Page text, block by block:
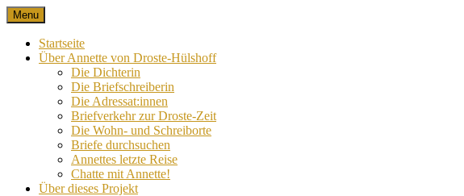
Skip
to
content
Nach 100 Jahren
Annette von Droste-Hülshoff in Briefen
Menu
Startseite
Über Annette von Droste-Hülshoff
Die Dichterin
Die Briefschreiberin
Die Adressat:innen
Briefverkehr zur Droste-Zeit
Die Wohn- und Schreiborte
Briefe durchsuchen
Annettes letzte Reise
Chatte mit Annette!
Über dieses Projekt